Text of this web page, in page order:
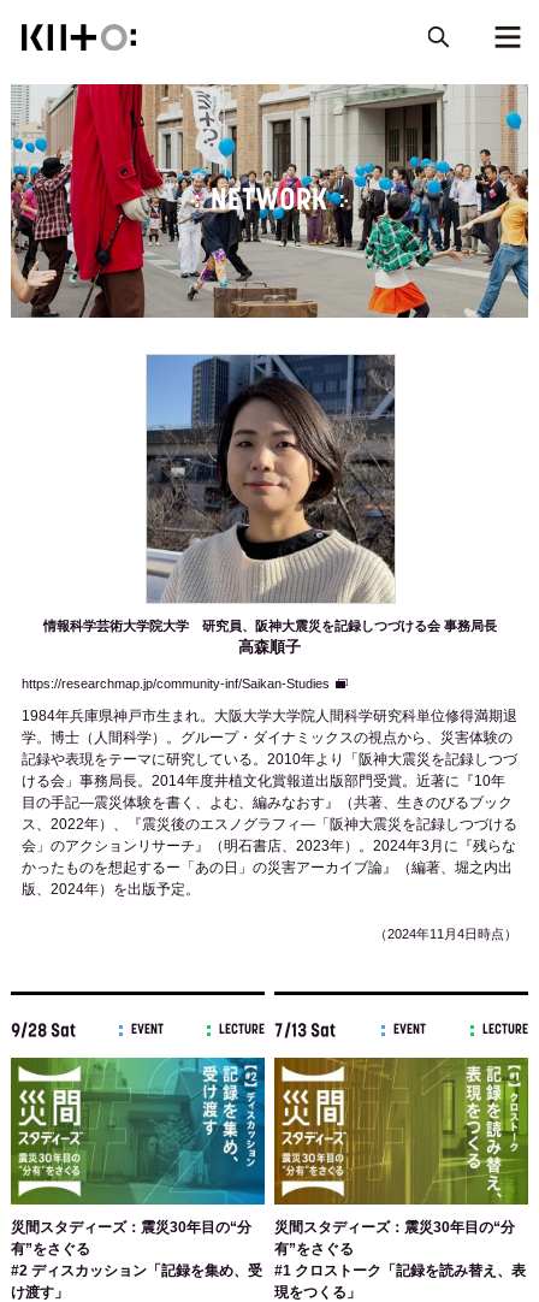
NETWORK
情報科学芸術大学院大学 研究員、阪神大震災を記録しつづける会 事務局長
高森順子
https://researchmap.jp/community-inf/Saikan-Studies
1984年兵庫県神戸市生まれ。大阪大学大学院人間科学研究科単位修得満期退
学。博士（人間科学）。グループ・ダイナミックスの視点から、災害体験の
記録や表現をテーマに研究している。2010年より「阪神大震災を記録しつづ
ける会」事務局長。2014年度井植文化賞報道出版部門受賞。近著に『10年
目の手記—震災体験を書く、よむ、編みなおす』（共著、生きのびるブック
ス、2022年）、『震災後のエスノグラフィ—「阪神大震災を記録しつづける
会」のアクションリサーチ』（明石書店、2023年）。2024年3月に『残らな
かったものを想起するー「あの日」の災害アーカイブ論』（編著、堀之内出
版、2024年）を出版予定。
（2024年11月4日時点）
9/28 Sat EVENT LECTURE
災間スタディーズ：震災30年目の“分
有”をさぐる
#2 ディスカッション「記録を集め、受
け渡す」
7/13 Sat EVENT LECTURE
災間スタディーズ：震災30年目の“分
有”をさぐる
#1 クロストーク「記録を読み替え、表
現をつくる」